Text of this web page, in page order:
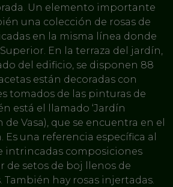
Un elemento importante
una colección de rosas de
en la misma línea donde
En la terraza del jardín,
del edificio, se disponen 88
están decoradas con
tomados de las pinturas de
está el llamado ‘Jardín
Vasa), que se encuentra en el
Es una referencia específica al
intrincadas composiciones
de setos de boj llenos de
También hay rosas injertadas.